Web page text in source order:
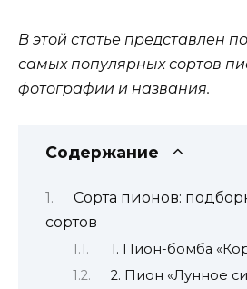
В этой статье представлен
самых популярных сортов
фотографии и названия.
Содержание
Сорта пионов:
сортов
1. Пион-бомба
2. Пион «Лунное